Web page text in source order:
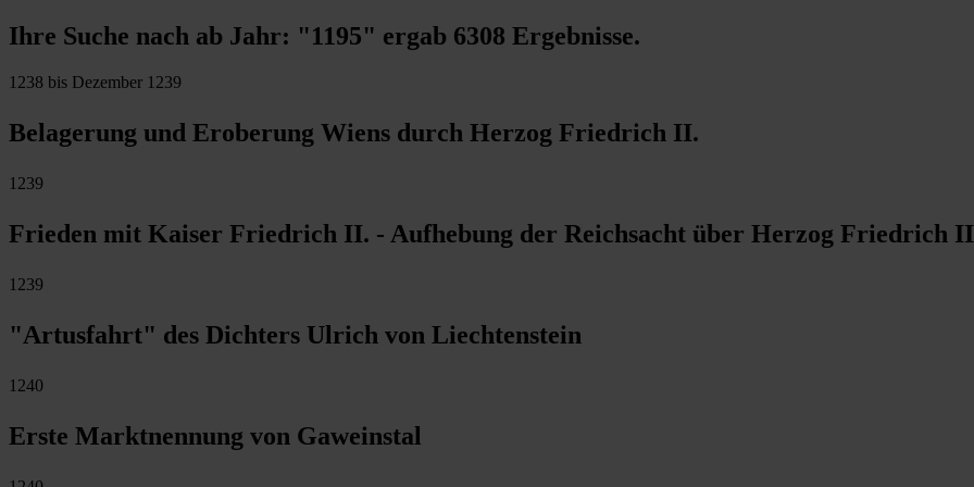
Ihre Suche nach ab Jahr: "1195" ergab 6308 Ergebnisse.
1238 bis Dezember 1239
Belagerung und Eroberung Wiens durch Herzog Friedrich II.
1239
Frieden mit Kaiser Friedrich II. - Aufhebung der Reichsacht über Herzog Friedrich
1239
"Artusfahrt" des Dichters Ulrich von Liechtenstein
1240
Erste Marktnennung von Gaweinstal